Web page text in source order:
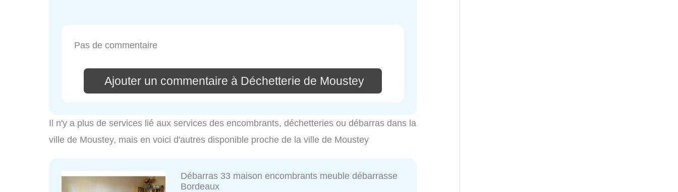
Pas de commentaire
Ajouter un commentaire à Déchetterie de Moustey
Il n'y a plus de services lié aux services des encombrants, déchetteries ou débarras dans la
ville de Moustey, mais en voici d'autres disponible proche de la ville de Moustey
Débarras 33 maison encombrants meuble débarrasse
Bordeaux